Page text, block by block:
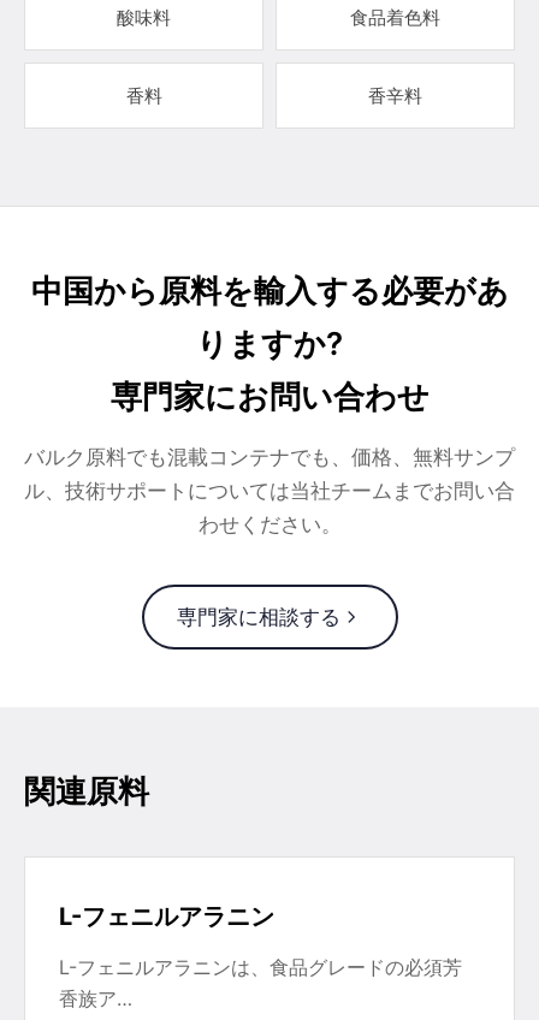
酸味料 食品着色料
香料 香辛料
中国から原料を輸入する必要があ
りますか?
専門家にお問い合わせ
バルク原料でも混載コンテナでも、価格、無料サンプ
ル、技術サポートについては当社チームまでお問い合
わせください。
専門家に相談する
関連原料
L-フェニルアラニン
L-フェニルアラニンは、食品グレードの必須芳
香族ア…